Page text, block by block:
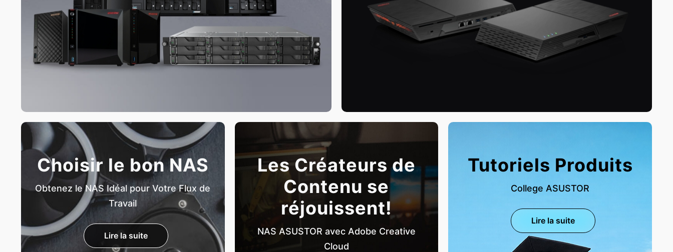
Choisir le bon NAS
Obtenez le NAS Idéal pour Votre Flux de
Travail
Lire la suite
Les Créateurs de
Contenu se
réjouissent!
NAS ASUSTOR avec Adobe Creative
Cloud
Tutoriels Produits
College ASUSTOR
Lire la suite